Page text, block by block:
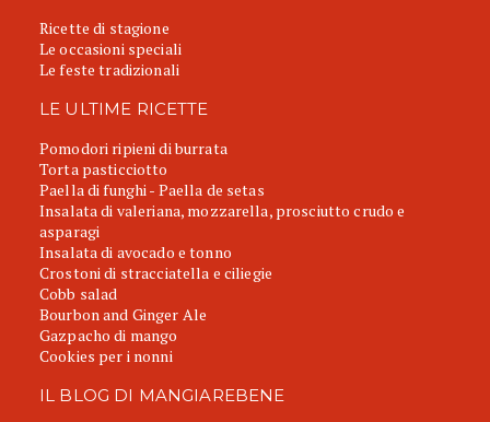
Ricette di stagione
Le occasioni speciali
Le feste tradizionali
LE ULTIME RICETTE
Pomodori ripieni di burrata
Torta pasticciotto
Paella di funghi - Paella de setas
Insalata di valeriana, mozzarella, prosciutto crudo e
asparagi
Insalata di avocado e tonno
Crostoni di stracciatella e ciliegie
Cobb salad
Bourbon and Ginger Ale
Gazpacho di mango
Cookies per i nonni
IL BLOG DI MANGIAREBENE